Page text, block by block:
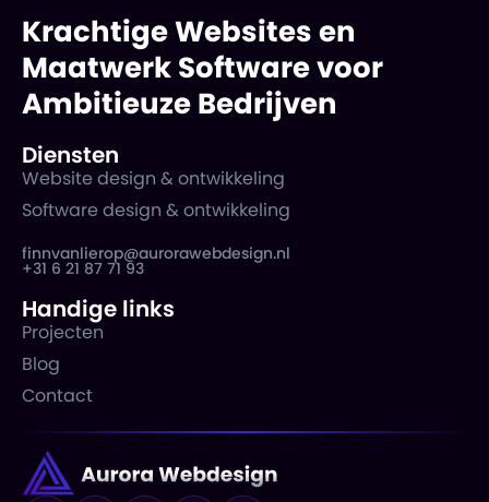
Krachtige Websites en
Maatwerk Software voor
Ambitieuze Bedrijven
Diensten
Website design & ontwikkeling
Software design & ontwikkeling
finnvanlierop@aurorawebdesign.nl
+31 6 21 87 71 93
Handige links
Projecten
Blog
Contact